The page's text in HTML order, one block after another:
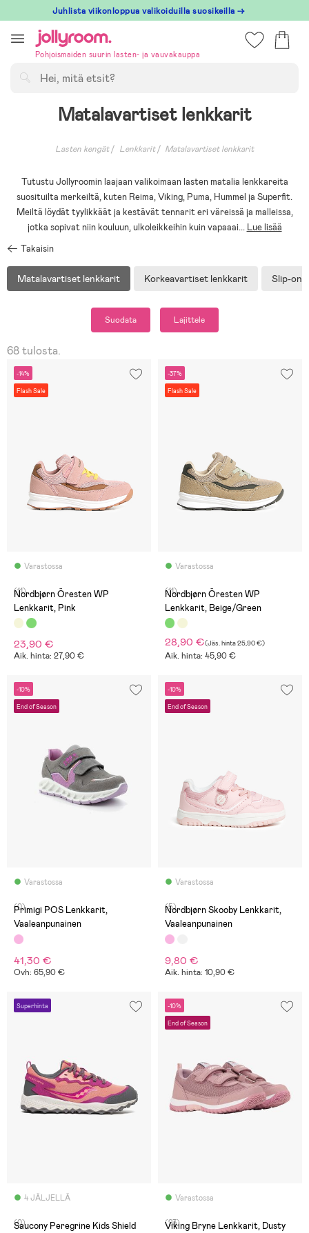
till
innehållet
Juhlista viikonloppua valikoiduilla suosikeilla →
Pohjoismaiden suurin lasten- ja vauvakauppa
Matalavartiset lenkkarit
Lasten kengät Lenkkarit Matalavartiset lenkkarit
Tutustu Jollyroomin laajaan valikoimaan lasten matalia lenkkareita
suosituilta merkeiltä, kuten Reima, Viking, Puma, Hummel ja Superfit.
Meiltä löydät tyylikkäät ja kestävät tennarit eri väreissä ja malleissa,
jotka sopivat niin kouluun, ulkoleikkeihin kuin vapaaai... Lue lisää
Takaisin
Matalavartiset lenkkarit Korkeavartiset lenkkarit Slip-on-
Suodata Lajittele
68 tulosta.
-14%
Flash Sale
Varastossa
(11)
Nordbjørn Öresten WP
Lenkkarit, Pink
23,90 €
Aik. hinta: 27,90 €
-37%
Flash Sale
Varastossa
(11)
Nordbjørn Öresten WP
Lenkkarit, Beige/Green
28,90 €(Jäs. hinta25,90 €)
Aik. hinta: 45,90 €
-10%
End of Season
Varastossa
(0)
Primigi POS Lenkkarit,
Vaaleanpunainen
41,30 €
Ovh: 65,90 €
-10%
End of Season
Varastossa
(5)
Nordbjørn Skooby Lenkkarit,
Vaaleanpunainen
9,80 €
Aik. hinta: 10,90 €
Superhinta
4 JÄLJELLÄ
(0)
Saucony Peregrine Kids Shield
-10%
End of Season
Varastossa
(23)
Viking Bryne Lenkkarit, Dusty